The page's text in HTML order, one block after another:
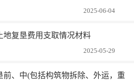
2025-06-04
地复垦费用支取情况材料
2025-05-29
前、中(包括构筑物拆除、外运，重